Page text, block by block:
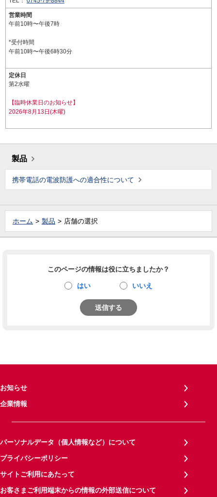
営業時間
午前10時〜午後7時
*受付時間
午前10時〜午後6時30分
定休日
第2水曜
【臨時休業日のお知らせ】
2026年8月13日(木曜)
製品
携帯電話の電波防護への適合性について
ホーム 製品 店舗の選択
このページの情報は役に立ちましたか？
はい いいえ
送信する
お知らせ
企業情報
パーソナルデータ（個人情報など）について
プライバシーポリシー
サイトご利用にあたって
お客さまご利用端末からの情報の外部送信について